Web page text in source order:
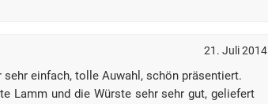
21. Juli 2014
sehr einfach, tolle Auwahl, schön präsentiert.
Lamm und die Würste sehr sehr gut, geliefert